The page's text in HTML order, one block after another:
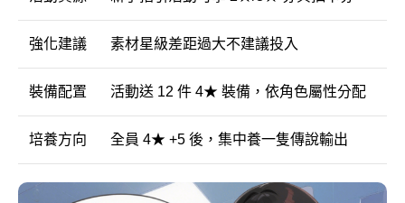
強化建議 素材星級差距過大不建議投入
裝備配置 活動送 12 件 4★ 裝備，依角色屬性分配
培養方向 全員 4★ +5 後，集中養一隻傳說輸出